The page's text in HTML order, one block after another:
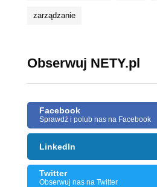
zarządzanie
Obserwuj NETY.pl
Facebook
Sprawdź i polub nas na Facebook
LinkedIn
Twitter
Obserwuj nas na Twitter